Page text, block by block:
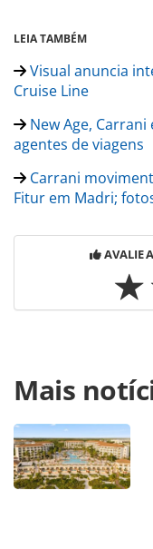
LEIA TAMBÉM
Visual anuncia
Cruise Line
New Age,
agentes de viagens
Carrani
Fitur em Madri;
AVALIE
https://
viagens/eventos/
regiao-da-toscana-
ferramentas
produzido pela
legislação brasileira
Mais